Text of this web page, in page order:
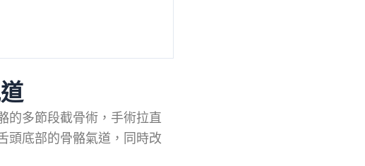
的多節段截骨術，手術拉直
頭底部的骨骼氣道，同時改